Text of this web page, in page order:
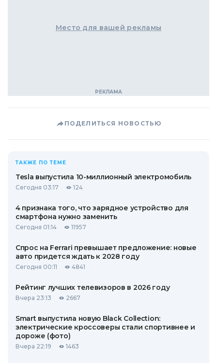
Место для вашей рекламы
ПОДЕЛИТЬСЯ НОВОСТЬЮ
ТАКЖЕ ПО ТЕМЕ
Tesla выпустила 10-миллионный электромобиль
Сегодня 03:17 124
4 признака того, что зарядное устройство для
смартфона нужно заменить
Сегодня 01:14 11957
Спрос на Ferrari превышает предложение: новые
авто придется ждать к 2028 году
Сегодня 00:11 4841
Рейтинг лучших телевизоров в 2026 году
Вчера 23:13 2667
Smart выпустила новую Black Collection:
электрические кроссоверы стали спортивнее и
дороже (фото)
Вчера 22:19 1463